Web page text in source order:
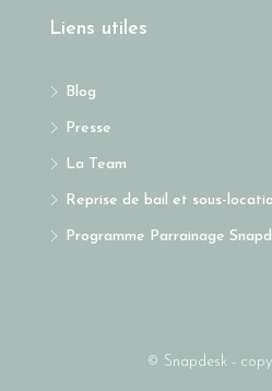
Liens utiles
Blog
Presse
La Team
Reprise de bail et sous-
Programme Parrainage
© Snapdesk -